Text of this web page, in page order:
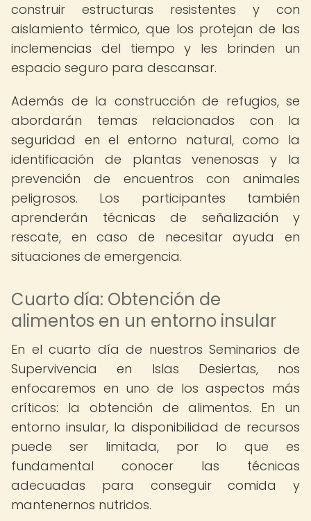
construir estructuras resistentes y con
aislamiento térmico, que los protejan de las
inclemencias del tiempo y les brinden un
espacio seguro para descansar.
Además de la construcción de refugios, se
abordarán temas relacionados con la
seguridad en el entorno natural, como la
identificación de plantas venenosas y la
prevención de encuentros con animales
peligrosos. Los participantes también
aprenderán técnicas de señalización y
rescate, en caso de necesitar ayuda en
situaciones de emergencia.
Cuarto día: Obtención de
alimentos en un entorno insular
En el cuarto día de nuestros Seminarios de
Supervivencia en Islas Desiertas, nos
enfocaremos en uno de los aspectos más
críticos: la obtención de alimentos. En un
entorno insular, la disponibilidad de recursos
puede ser limitada, por lo que es
fundamental conocer las técnicas
adecuadas para conseguir comida y
mantenernos nutridos.